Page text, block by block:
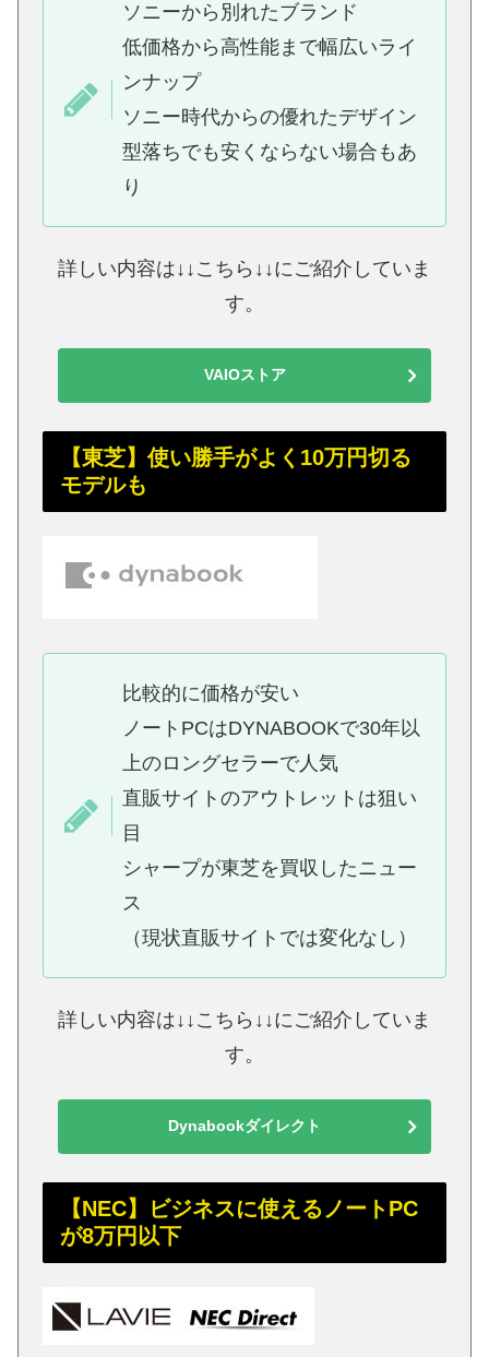
ソニーから別れたブランド
低価格から高性能まで幅広いライ
ンナップ
ソニー時代からの優れたデザイン
型落ちでも安くならない場合もあ
り
詳しい内容は↓↓こちら↓↓にご紹介していま
す。
VAIOストア
【東芝】使い勝手がよく10万円切る
モデルも
比較的に価格が安い
ノートPCはDYNABOOKで30年以
上のロングセラーで人気
直販サイトのアウトレットは狙い
目
シャープが東芝を買収したニュー
ス
（現状直販サイトでは変化なし）
詳しい内容は↓↓こちら↓↓にご紹介していま
す。
Dynabookダイレクト
【NEC】ビジネスに使えるノートPC
が8万円以下